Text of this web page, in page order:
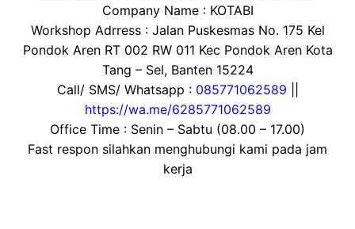
Company Name : KOTABI
Workshop Adrress : Jalan Puskesmas No. 175 Kel
Pondok Aren RT 002 RW 011 Kec Pondok Aren Kota
Tang – Sel, Banten 15224
Call/ SMS/ Whatsapp : 085771062589
https://wa.me/6285771062589
Office Time : Senin – Sabtu (08.00 – 17.00)
Fast respon silahkan menghubungi kami pada jam
kerja